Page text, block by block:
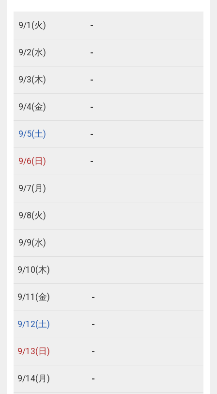
9/1 (火) -
9/2(水) -
9/3(木) -
9/4(金) -
9/5(土) -
9/6(日) -
9/7(月)
9/8(火)
9/9(水)
9/10(木)
9/11 (金) -
9/12(土) -
9/13(日) -
9/14(月) -